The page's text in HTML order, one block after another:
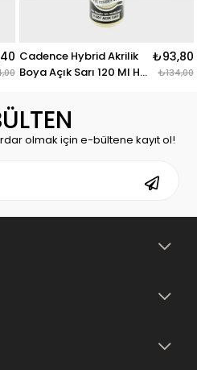
Cadence Hybrid Akrilik
Boya Açık Sarı 120 Ml H-
₺93,80
₺134,00
olmak için e-bültene kayıt ol!